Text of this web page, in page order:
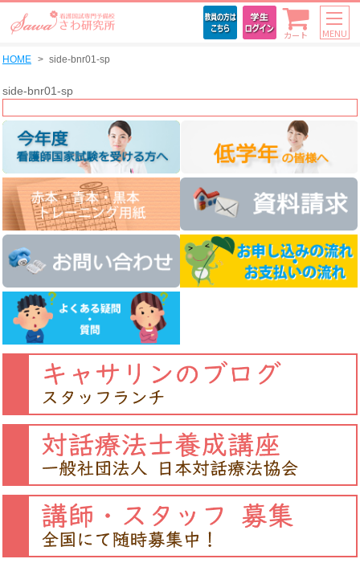
カート MENU
HOME side-bnr01-sp
side-bnr01-sp